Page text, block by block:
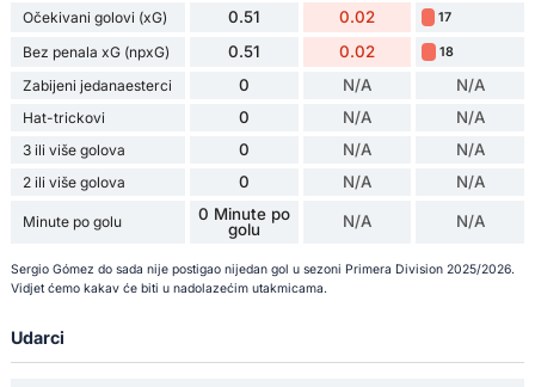
Očekivani golovi (xG) 0.51 0.02 17
Bez penala xG (npxG) 0.51 0.02 18
Zabijeni jedanaesterci 0 N/A N/A
Hat-trickovi 0 N/A N/A
3 ili više golova 0 N/A N/A
2 ili više golova 0 N/A N/A
Minute po golu
0 Minute po
golu
N/A N/A
Sergio Gómez do sada nije postigao nijedan gol u sezoni Primera Division 2025/2026.
Vidjet ćemo kakav će biti u nadolazećim utakmicama.
Udarci